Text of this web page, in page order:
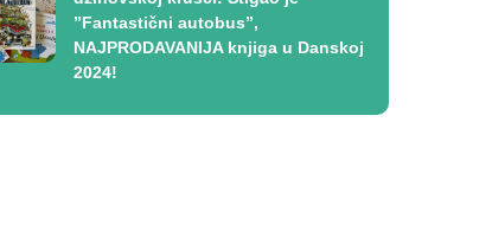
”Fantastični autobus”,
NAJPRODAVANIJA knjiga u Danskoj
2024!